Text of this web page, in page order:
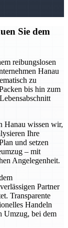
Sie dem
reibungslosen
Hanau
zu
bis hin zum
Hanau wissen wir,
Ihre
und setzen
– mit
Angelegenheit.
Partner
Transparente
Handeln
Umzug, bei dem